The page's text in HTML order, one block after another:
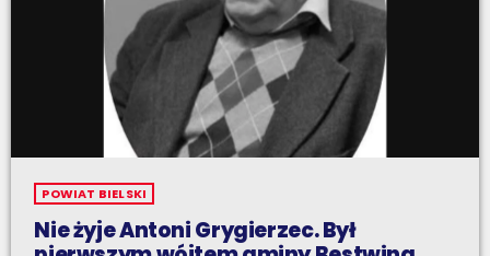
POWIAT BIELSKI
Nie żyje Antoni Grygierzec. Był